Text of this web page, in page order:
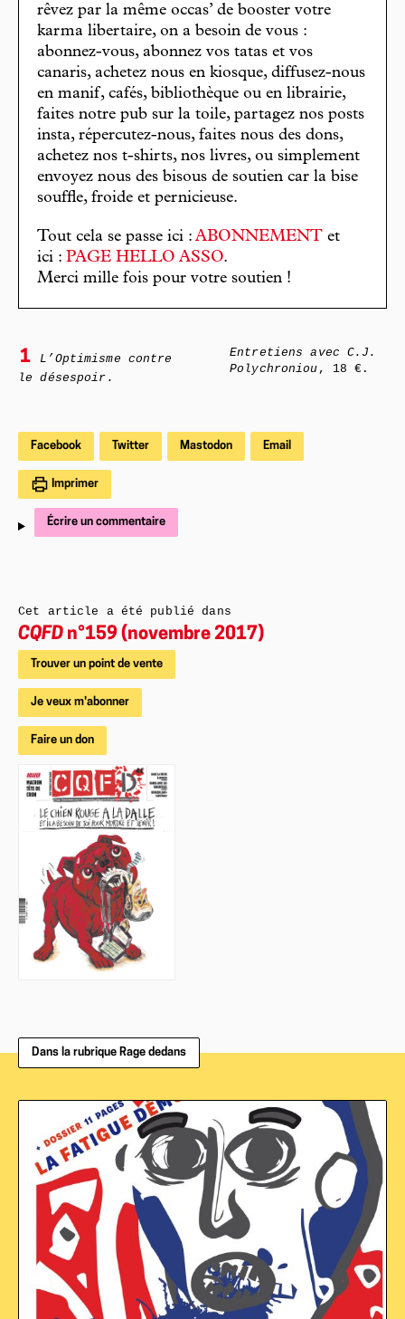
rêvez par la même occas’ de booster votre
karma libertaire, on a besoin de vous :
abonnez-vous, abonnez vos tatas et vos
canaris, achetez nous en kiosque, diffusez-nous
en manif, cafés, bibliothèque ou en librairie,
faites notre pub sur la toile, partagez nos posts
insta, répercutez-nous, faites nous des dons,
achetez nos t-shirts, nos livres, ou simplement
envoyez nous des bisous de soutien car la bise
souffle, froide et pernicieuse.
Tout cela se passe ici : ABONNEMENT et
ici : PAGE HELLO ASSO.
Merci mille fois pour votre soutien !
1
L’Optimisme contre
le désespoir.
Entretiens avec C.J.
Polychroniou , 18 €.
Facebook Twitter Mastodon Email
Imprimer
Écrire un commentaire
Cet article a été publié dans
CQFD n°159 (novembre 2017)
Trouver un point de vente
Je veux m'abonner
Faire un don
Dans la rubrique Rage dedans